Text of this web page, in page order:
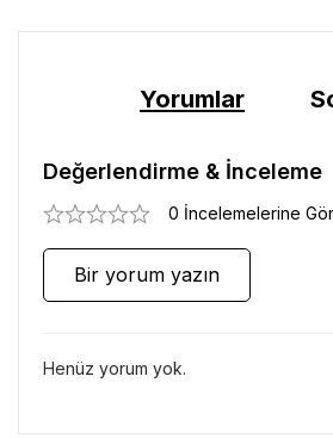
Yorumlar
Değerlendirme & İnceleme
0 İncelemelerine
Bir yorum yazın
Henüz yorum yok.